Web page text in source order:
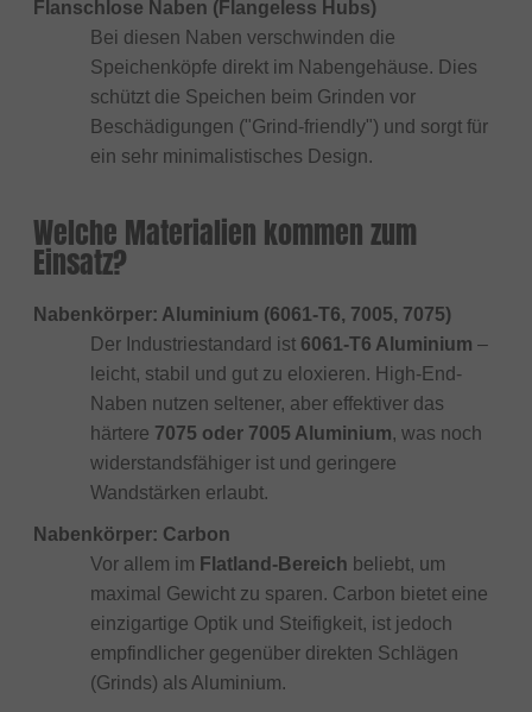
Flanschlose Naben (Flangeless Hubs)
Bei diesen Naben verschwinden die
Speichenköpfe direkt im Nabengehäuse. Dies
schützt die Speichen beim Grinden vor
Beschädigungen ("Grind-friendly") und sorgt für
ein sehr minimalistisches Design.
Welche Materialien kommen zum
Einsatz?
Nabenkörper: Aluminium (6061-T6, 7005, 7075)
Der Industriestandard ist 6061-T6 Aluminium –
leicht, stabil und gut zu eloxieren. High-End-
Naben nutzen seltener, aber effektiver das
härtere 7075 oder 7005 Aluminium, was noch
widerstandsfähiger ist und geringere
Wandstärken erlaubt.
Nabenkörper: Carbon
Vor allem im Flatland-Bereich beliebt, um
maximal Gewicht zu sparen. Carbon bietet eine
einzigartige Optik und Steifigkeit, ist jedoch
empfindlicher gegenüber direkten Schlägen
(Grinds) als Aluminium.